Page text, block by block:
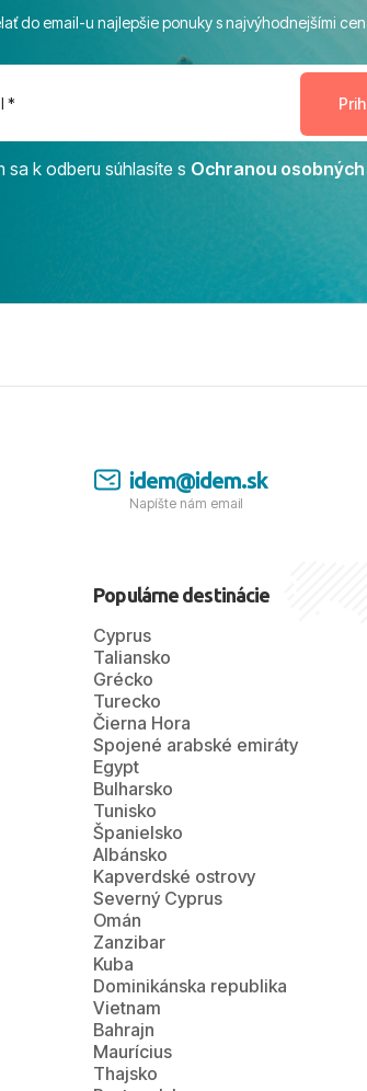
na moment nenudil, no zároveň
dostatok priestoru na dokonalý
Magic Life Jacaranda môžeme s
svedomím odporučiť každému,
bezstarostnú dovolenku na
úrovni. Všetko bolo zabezpečené
tešíme, kam s nami vyrazíte
Ďakujeme za skvelé spomienky. ​S
pozdravom a prianím mnohých
do email-u najlepšie ponuky s najvýhodnejšími
sa k odberu súhlasíte s Ochranou
idem@idem.sk
Napíšte nám email
Populárne destinácie
Cyprus
Taliansko
Grécko
Turecko
Čierna Hora
Spojené arabské emiráty
Egypt
Bulharsko
Tunisko
Španielsko
Albánsko
Kapverdské ostrovy
Severný Cyprus
Omán
Zanzibar
Kuba
Dominikánska republika
Vietnam
Bahrajn
Maurícius
Thajsko